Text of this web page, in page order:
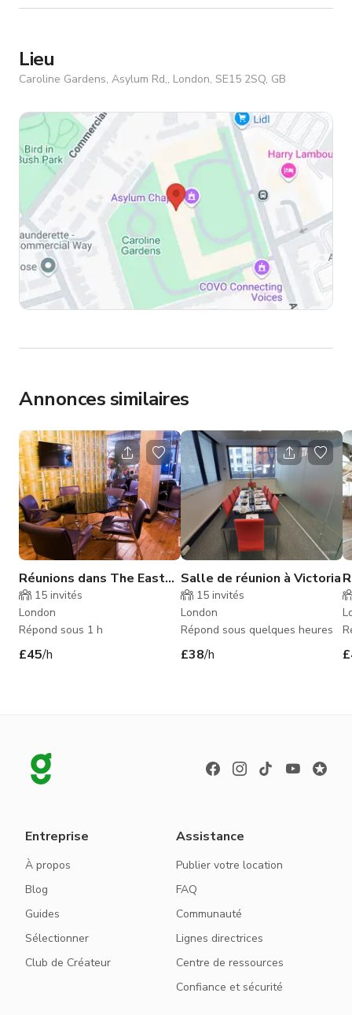
Lieu
Caroline Gardens, Asylum Rd,, London, SE15 2SQ, GB
Annonces similaires
Réunions dans The East
Room
15 invités
London
Répond sous 1 h
£45/h
Salle de réunion à Victoria
15 invités
London
Répond sous quelques heures
£38/h
Entreprise
À propos
Blog
Guides
Sélectionner
Club de Créateur
Assistance
Publier votre location
FAQ
Communauté
Lignes directrices
Centre de ressources
Confiance et sécurité